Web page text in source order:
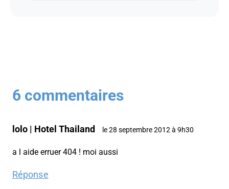
6 commentaires
lolo | Hotel Thailand le 28 septembre 2012 à 9h30
a l aide erruer 404 ! moi aussi
Réponse